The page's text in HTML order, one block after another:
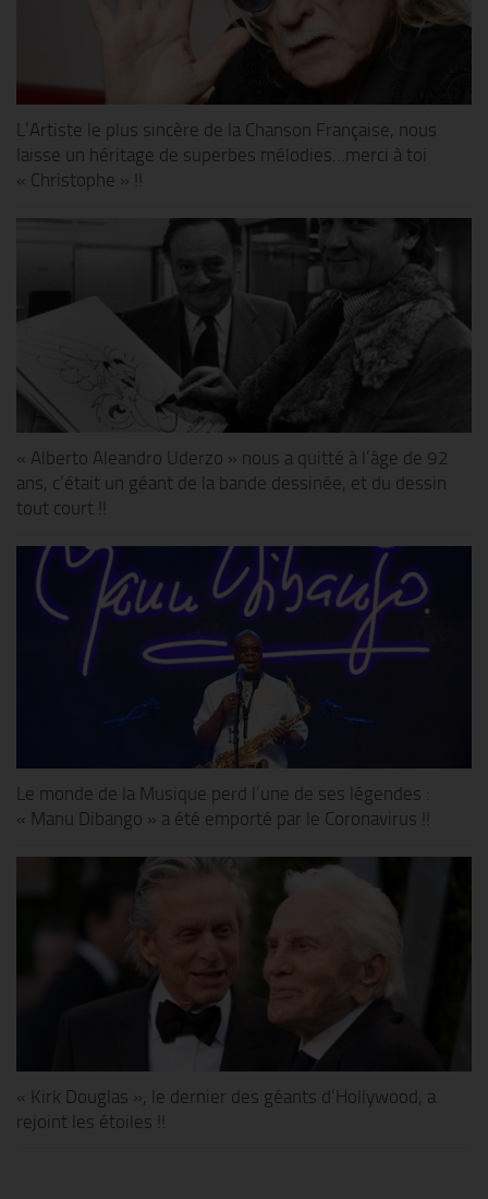
L’Artiste le plus sincère de la Chanson Française, nous
laisse un héritage de superbes mélodies…merci à toi
« Christophe » !!
« Alberto Aleandro Uderzo » nous a quitté à l’âge de 92
ans, c’était un géant de la bande dessinée, et du dessin
tout court !!
Le monde de la Musique perd l’une de ses légendes :
« Manu Dibango » a été emporté par le Coronavirus !!
« Kirk Douglas », le dernier des géants d’Hollywood, a
rejoint les étoiles !!